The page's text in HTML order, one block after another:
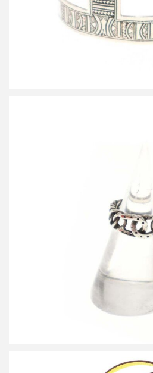
エルメス 1970’s ビンテージ ホー
買取金額
詳しく見る